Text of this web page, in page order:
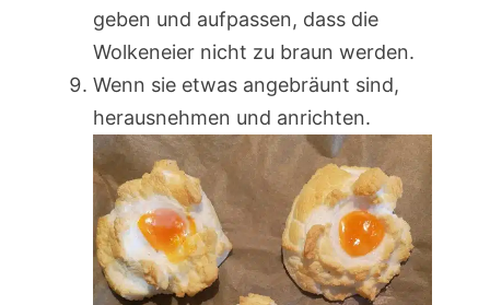
geben und aufpassen, dass die
Wolkeneier nicht zu braun werden.
Wenn sie etwas angebräunt sind,
herausnehmen und anrichten.